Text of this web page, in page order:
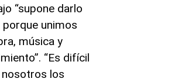
“supone darlo
unimos
música y
“Es difícil
nosotros los